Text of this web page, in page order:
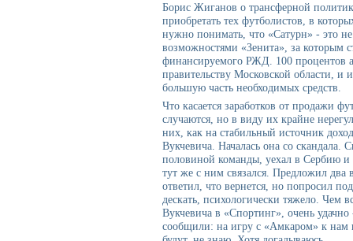
Борис Жиганов о трансферной
приобретать тех футболистов, в
нужно понимать, что «Сатурн» - это
возможностями «Зенита», за которым
финансируемого РЖД. 100 процентов
правительству Московской области,
большую часть необходимых средств.
Что касается заработков от продажи
случаются, но в виду их крайне
них, как на стабильный источник
Вукчевича. Началась она со скандала.
половиной команды, уехал в Сербию и
тут же с ним связался. Предложил два
ответил, что вернется, но попросил
дескать, психологически тяжело. Чем
Вукчевича в «Спортинг», очень
сообщили: на игру с «Амкаром» к нам